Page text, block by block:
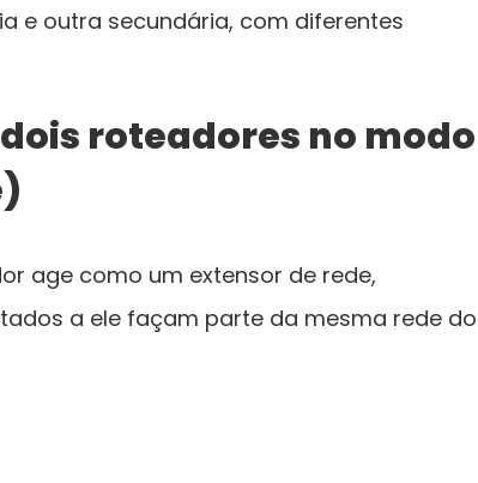
e outra secundária, com diferentes
roteadores no modo
age como um extensor de rede,
a ele façam parte da mesma rede do